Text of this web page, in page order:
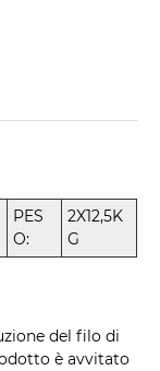
PES
O:
2X12,5K
G
del filo di
è avvitato